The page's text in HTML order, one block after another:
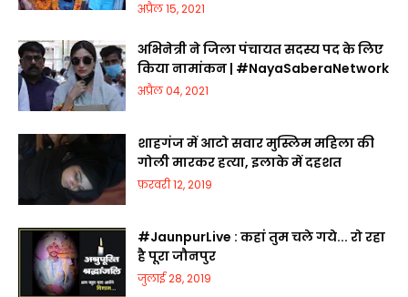
अप्रैल 15, 2021
अभिनेत्री ने जिला पंचायत सदस्य पद के लिए
किया नामांकन | #NayaSaberaNetwork
अप्रैल 04, 2021
शाहगंज में आटो सवार मुस्लिम महिला की
गोली मारकर हत्या, इलाके में दहशत
फ़रवरी 12, 2019
#JaunpurLive : कहां तुम चले गये... रो रहा
है पूरा जौनपुर
जुलाई 28, 2019